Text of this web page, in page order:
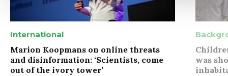
International
Marion Koopmans on online threats
and disinformation: ‘Scientists, come
out of the ivory tower’
was